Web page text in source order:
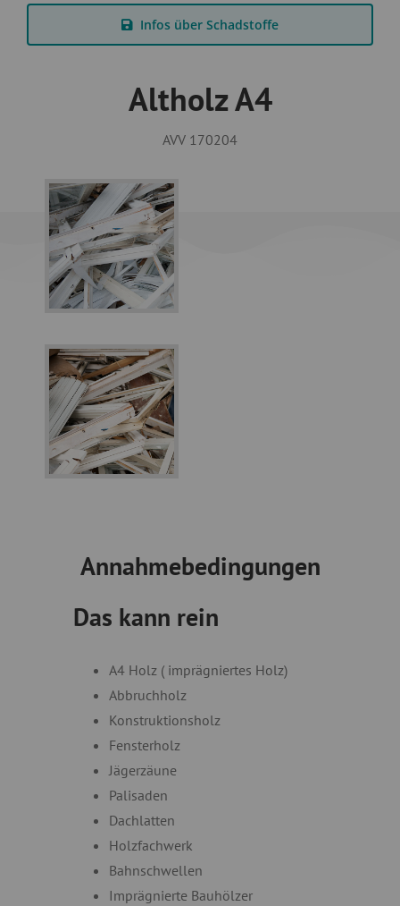
Infos über Schadstoffe
Altholz A4
AVV 170204
Annahmebedingungen
Das kann rein
A4 Holz ( imprägniertes Holz)
Abbruchholz
Konstruktionsholz
Fensterholz
Jägerzäune
Palisaden
Dachlatten
Holzfachwerk
Bahnschwellen
Imprägnierte Bauhölzer